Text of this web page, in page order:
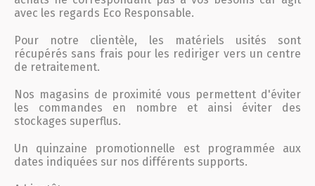
avec les regards Eco Responsable.
Pour notre clientèle, les matériels usités sont
récupérés sans frais pour les rediriger vers un centre
de retraitement.
Nos magasins de proximité vous permettent d'éviter
les commandes en nombre et ainsi éviter des
stockages superflus.
Un quinzaine promotionnelle est programmée aux
dates indiquées sur nos différents supports.